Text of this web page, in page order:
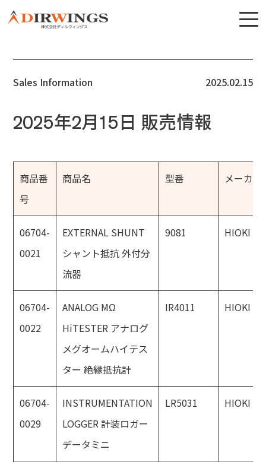
Sales Information 2025.02.15
2025年2月15日 販売情報
商品番
号
商品名 型番 メーカー
06704-
0021
EXTERNAL SHUNT
シャント抵抗 外付分
流器
9081 HIOKI
06704-
0022
ANALOG MΩ
HiTESTER アナログ
メグオームハイテス
ター 絶縁抵抗計
IR4011 HIOKI
06704-
0029
INSTRUMENTATION
LOGGER 計装ロガー
データミニ
LR5031 HIOKI